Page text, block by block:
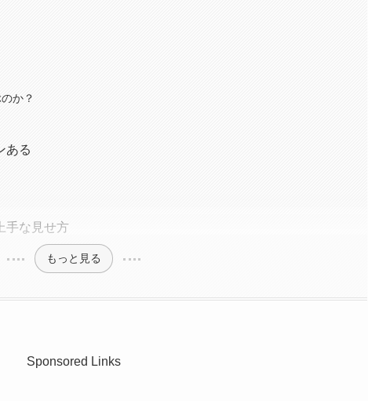
か？
ある
手な見せ方
もっと見る
Sponsored Links